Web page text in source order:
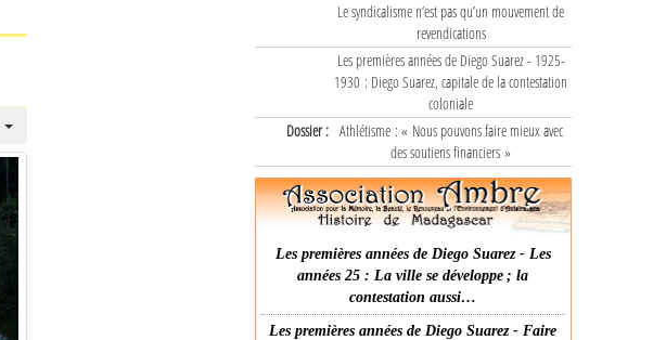
Le syndicalisme n’est pas qu’un mouvement de
revendications
Les premières années de Diego Suarez - 1925-
1930 : Diego Suarez, capitale de la contestation
coloniale
Dossier : Athlétisme : « Nous pouvons faire mieux avec
des soutiens financiers »
Les premières années de Diego Suarez - Les
années 25 : La ville se développe ; la
contestation aussi…
Les premières années de Diego Suarez - Faire